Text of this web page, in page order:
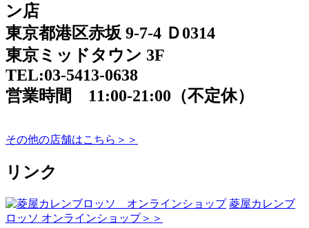
ン店
東京都港区赤坂 9-7-4 Ｄ0314
東京ミッドタウン 3F
TEL:03-5413-0638
営業時間 11:00-21:00（不定休）
その他の店舗はこちら＞＞
リンク
菱屋カレンブ
ロッソ オンラインショップ＞＞